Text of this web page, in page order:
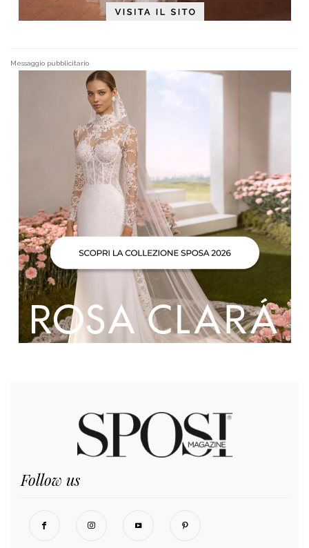
Messaggio pubblicitario
Follow us